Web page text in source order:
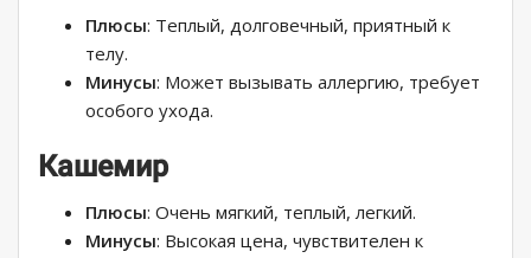
Плюсы: Теплый, долговечный, приятный к
телу.
Минусы: Может вызывать аллергию, требует
особого ухода.
Кашемир
Плюсы: Очень мягкий, теплый, легкий.
Минусы: Высокая цена, чувствителен к